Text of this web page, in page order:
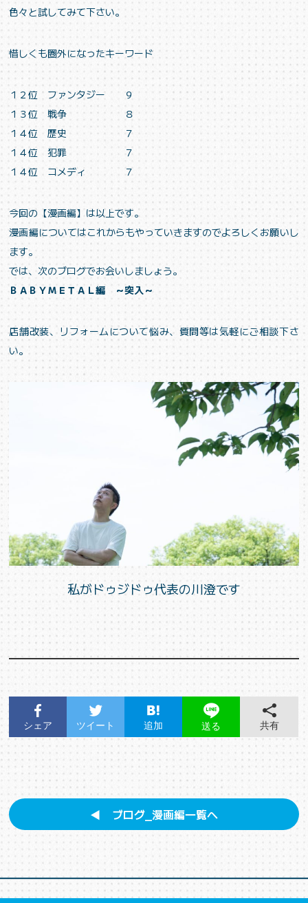
色々と試してみて下さい。
惜しくも圏外になったキーワード
１２位 ファンタジー ９
１３位 戦争 ８
１４位 歴史 ７
１４位 犯罪 ７
１４位 コメディ ７
今回の【漫画編】は以上です。
漫画編についてはこれからもやっていきますのでよろしくお願いし
ます。
では、次のブログでお会いしましょう。
ＢＡＢＹＭＥＴＡＬ編 ～突入～
店舗改装、リフォームについて悩み、質問等は気軽にご相談下さ
い。
私がドゥジドゥ代表の川澄です
シェア ツイート 追加 送る 共有
◀︎ ブログ_漫画編一覧へ